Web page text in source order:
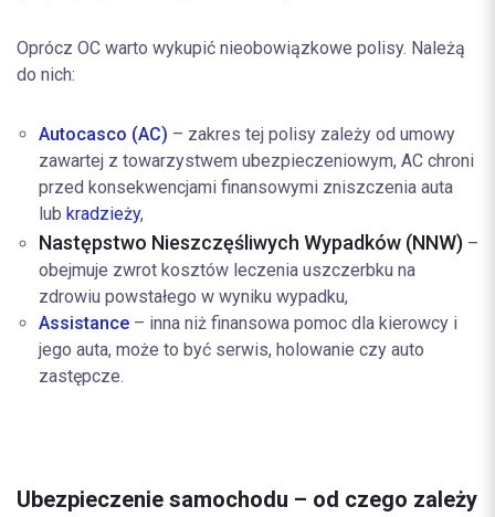
Oprócz OC warto wykupić nieobowiązkowe polisy. Należą
do nich:
Autocasco (AC) – zakres tej polisy zależy od umowy
zawartej z towarzystwem ubezpieczeniowym, AC chroni
przed konsekwencjami finansowymi zniszczenia auta
lub kradzieży,
Następstwo Nieszczęśliwych Wypadków (NNW) –
obejmuje zwrot kosztów leczenia uszczerbku na
zdrowiu powstałego w wyniku wypadku,
Assistance – inna niż finansowa pomoc dla kierowcy i
jego auta, może to być serwis, holowanie czy auto
zastępcze.
Ubezpieczenie samochodu – od czego zależy